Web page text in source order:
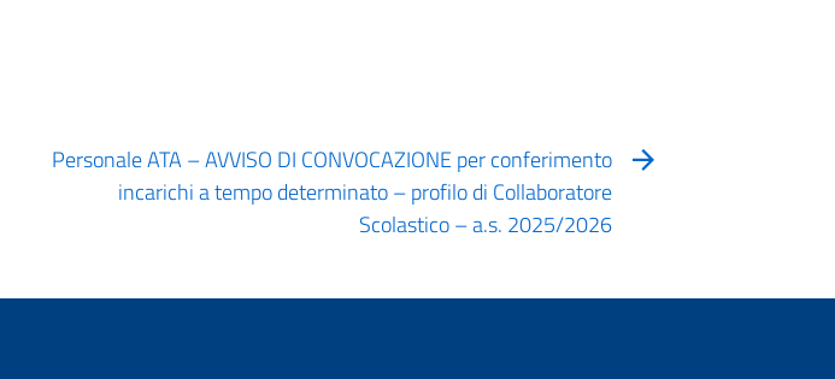
Personale ATA – AVVISO DI CONVOCAZIONE per conferimento
incarichi a tempo determinato – profilo di Collaboratore
Scolastico – a.s. 2025/2026